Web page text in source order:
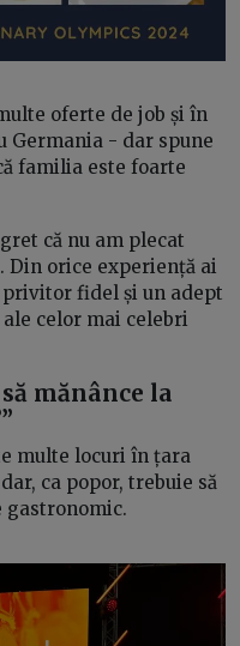
oferte de job și în
Germania - dar spune
familia este foarte
că nu am plecat
Din orice experiență ai
fidel și un adept
celor mai celebri
mănânce la
multe locuri în țara
ca popor, trebuie să
gastronomic.